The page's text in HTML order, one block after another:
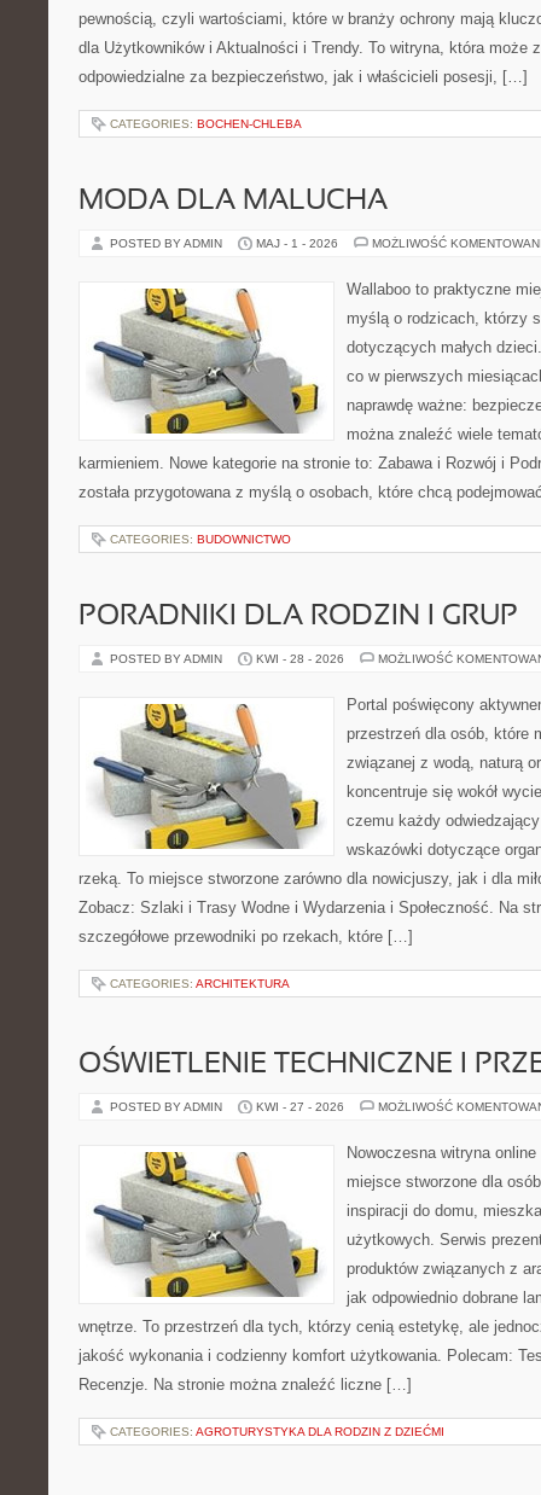
pewnością, czyli wartościami, które w branży ochrony mają
dla Użytkowników i Aktualności i Trendy. To witryna, która może
odpowiedzialne za bezpieczeństwo, jak i właścicieli posesji, […]
CATEGORIES: BOCHEN-CHLEBA
MODA DLA MALUCHA
POSTED BY ADMIN MAJ - 1 - 2026 MOŻLIWOŚĆ
Wallaboo to praktyczne
myślą o rodzicach, którzy
dotyczących małych
co w pierwszych
naprawdę ważne:
można znaleźć wiele
karmieniem. Nowe kategorie na stronie to: Zabawa i Rozwój i
została przygotowana z myślą o osobach, które chcą
CATEGORIES: BUDOWNICTWO
PORADNIKI DLA RODZIN I GRUP
POSTED BY ADMIN KWI - 28 - 2026 MOŻLIWOŚĆ
Portal poświęcony
przestrzeń dla osób, które
związanej z wodą, naturą
koncentruje się wokół
czemu każdy
wskazówki dotyczące
rzeką. To miejsce stworzone zarówno dla nowicjuszy, jak i dla
Zobacz: Szlaki i Trasy Wodne i Wydarzenia i Społeczność. Na
szczegółowe przewodniki po rzekach, które […]
CATEGORIES: ARCHITEKTURA
OŚWIETLENIE TECHNICZNE I
POSTED BY ADMIN KWI - 27 - 2026 MOŻLIWOŚĆ
Nowoczesna witryna
miejsce stworzone dla
inspiracji do domu,
użytkowych. Serwis
produktów związanych z
jak odpowiednio dobrane
wnętrze. To przestrzeń dla tych, którzy cenią estetykę, ale
jakość wykonania i codzienny komfort użytkowania. Polecam:
Recenzje. Na stronie można znaleźć liczne […]
CATEGORIES: AGROTURYSTYKA DLA RODZIN Z DZIEĆMI